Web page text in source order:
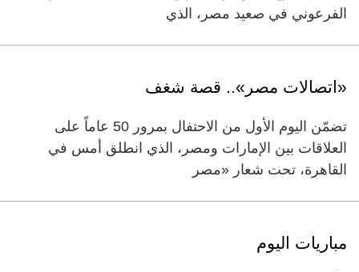
الفرعوني في صعيد مصر، الذي
«اتصالات مصر».. قصة شغف
تضمّن اليوم الأول من الاحتفال بمرور 50 عاماً على
العلاقات بين الإمارات ومصر، الذي انطلق أمس في
القاهرة، تحت شعار «مصر
مباريات اليوم